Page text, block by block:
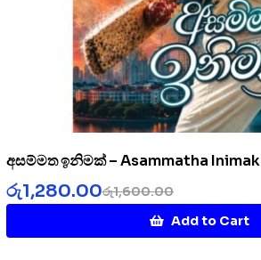
අසම්මත ඉනිමක් – Asammatha Inimak
රු1,600.00
රු1,280.00
Add to Cart